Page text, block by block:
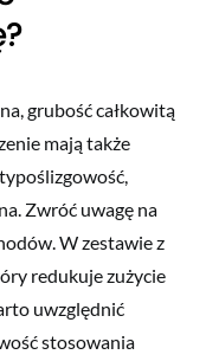
grubość całkowitą
mają także
Zwróć uwagę na
W zestawie z
redukuje zużycie
uwzględnić
stosowania